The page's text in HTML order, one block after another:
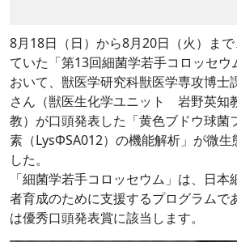
8月18日（日）から8月20日（火）ま
ていた「第13回細菌学若手コロッセ
おいて、獣医学研究科獣医学専攻博士
さん（獣医生化学ユニット 岩野英知
教）が口頭発表した「黄色ブドウ球菌
素（LysΦSA012）の機能解析」が微生
した。
「細菌学若手コロッセウム」は、日
者育成のために支援するプログラムで
は優秀口頭発表賞に該当します。